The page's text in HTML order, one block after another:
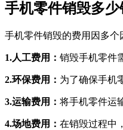
手机零件销毁多少
手机零件销毁的费用因多个
1.人工费用： 销毁手机零件
2.环保费用： 为了确保手机
3.运输费用： 将手机零件运
4.场地费用： 在销毁过程中